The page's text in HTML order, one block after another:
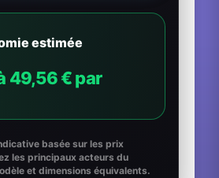
estimée
49,56 € par
basée sur les prix
les principaux acteurs du
et dimensions équivalents.